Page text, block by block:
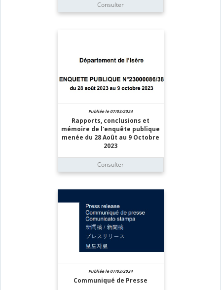
Consulter
Publiée le 07/03/2024
Rapports, conclusions et
mémoire de l'enquête publique
menée du 28 Août au 9 Octobre
2023
Consulter
Publiée le 07/03/2024
Communiqué de Presse